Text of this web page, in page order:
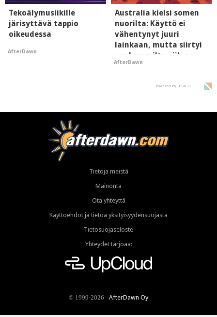
Tekoälymusiikille
järisyttävä tappio
oikeudessa
AfterDawn
Australia kielsi somen
nuorilta: Käyttö ei
vähentynyt juuri
lainkaan, mutta siirtyi
vanhemmilta piiloon
AfterDawn
Powered by HIGH.FI
Tietoja meistä
Mainonta
Ota yhteyttä
Käyttöehdot ja tietoa yksityisyydensuojasta
Tietosuojaseloste
Yhteydet tarjoaa:
© 1999-2026 AfterDawn Oy